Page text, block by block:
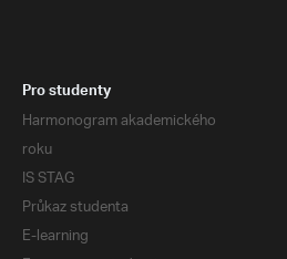
Pro studenty
Harmonogram akademického
roku
IS STAG
Průkaz studenta
E-learning